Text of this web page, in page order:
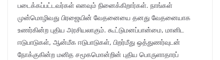
படைக்கப்பட்டவர்கள் எனவும் நினைக்கிறார்கள். நாங்கள்
முன்மொழிவது பிரஜையின் வேதனையை தனது வேதனையாக
உணர்கின்ற புதிய அரசியலாகும். கூட்டுமனப்பான்மை, மானிட
ஈடுபாடுகள், ஆன்மீக ஈடுபாடுகள், பிறர்மீது ஒத்துணர்வுடன்
நோக்குகின்ற மனித சமூகமொன்றின் புதிய பொருளாதாரப்